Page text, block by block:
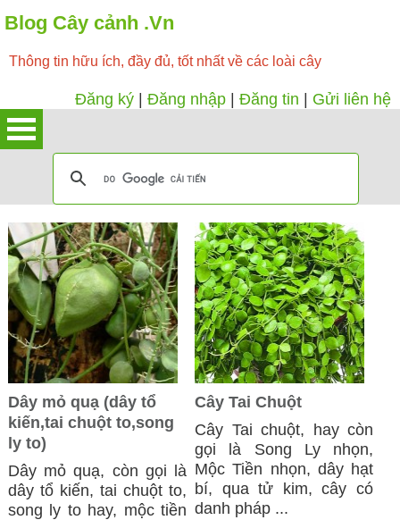
Blog Cây cảnh .Vn
Thông tin hữu ích, đầy đủ, tốt nhất về các loài cây
Đăng ký Đăng nhập Đăng tin Gửi liên hệ
Dây mỏ quạ (dây tổ
kiến,tai chuột to,song
ly to)
Dây mỏ quạ, còn gọi là
dây tổ kiến, tai chuột to,
song ly to hay, mộc tiền
Cây Tai Chuột
Cây Tai chuột, hay còn
gọi là Song Ly nhọn,
Mộc Tiền nhọn, dây hạt
bí, qua tử kim, cây có
danh pháp ...